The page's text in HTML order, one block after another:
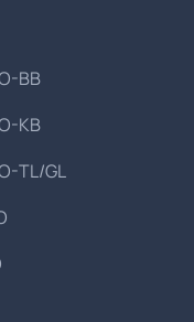
BB
KB
TL/GL